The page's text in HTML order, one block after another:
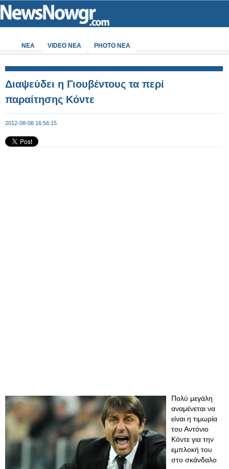
ΝΕΑ VIDEO NEA PHOTO NEA
Διαψεύδει η Γιουβέντους τα περί
παραίτησης Κόντε
2012-08-08 16:56:15
Πολύ μεγάλη
αναμένεται να
είναι η τιμωρία
του Αντόνιο
Κόντε για την
εμπλοκή του
στο σκάνδαλο